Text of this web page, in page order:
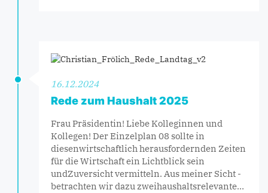
16.12.2024
Rede zum Haushalt 2025
Frau Präsidentin! Liebe Kolleginnen und
Kollegen! Der Einzelplan 08 sollte in
diesenwirtschaftlich herausfordernden Zeiten
für die Wirtschaft ein Lichtblick sein
undZuversicht vermitteln. Aus meiner Sicht -
betrachten wir dazu zweihaushaltsrelevante…